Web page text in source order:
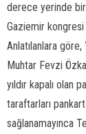
derece yerinde bir
Gaziemir
Anlatılanlara göre,
Muhtar Fevzi
yıldır kapalı olan
taraftarları
sağlanamayınca